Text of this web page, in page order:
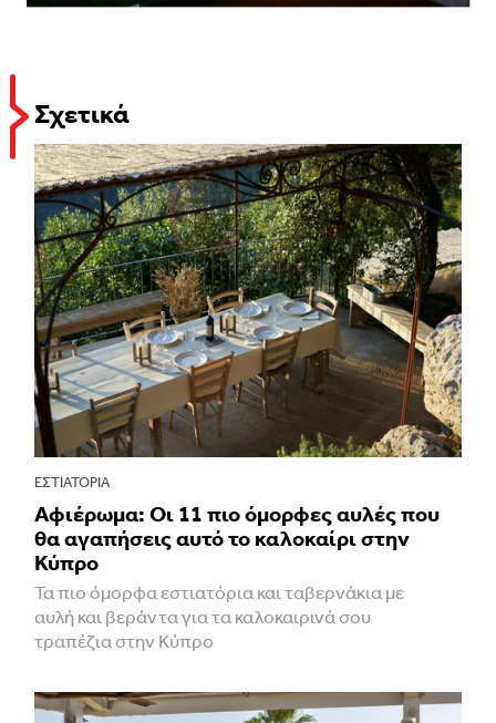
Σχετικά
ΕΣΤΙΑΤΌΡΙΑ
Αφιέρωμα: Οι 11 πιο όμορφες αυλές που
θα αγαπήσεις αυτό το καλοκαίρι στην
Κύπρο
Τα πιο όμορφα εστιατόρια και ταβερνάκια με
αυλή και βεράντα για τα καλοκαιρινά σου
τραπέζια στην Κύπρο